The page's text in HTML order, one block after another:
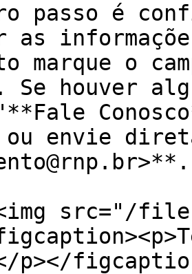
passo é
as
marque o
Se houver
ou envie
src="/files/
p></